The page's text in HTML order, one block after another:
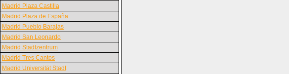
Madrid Plaza Castilla
Madrid Plaza de España
Madrid Pueblo Barajas
Madrid San Leonardo
Madrid Stadtzentrum
Madrid Tres Cantos
Madrid Universität Stadt